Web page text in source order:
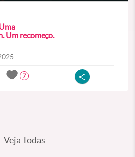
Um recomeço.
7
Veja Todas